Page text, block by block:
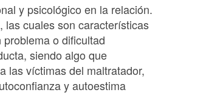
y psicológico en la relación.
las cuales son características
o dificultad
siendo algo que
las víctimas del maltratador,
y autoestima